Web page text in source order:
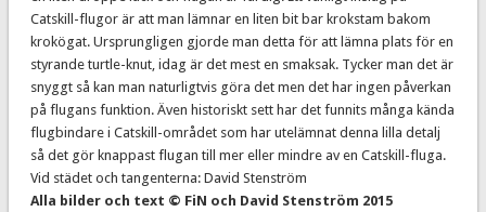
Catskill-flugor är att man lämnar en liten bit bar krokstam bakom
krokögat. Ursprungligen gjorde man detta för att lämna plats för en
styrande turtle-knut, idag är det mest en smaksak. Tycker man det är
snyggt så kan man naturligtvis göra det men det har ingen påverkan
på flugans funktion. Även historiskt sett har det funnits många kända
flugbindare i Catskill-området som har utelämnat denna lilla detalj
så det gör knappast flugan till mer eller mindre av en Catskill-fluga.
Vid städet och tangenterna: David Stenström
Alla bilder och text © FiN och David Stenström 2015